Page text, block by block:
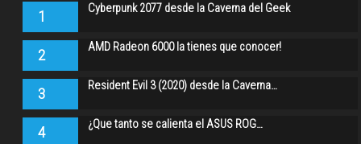
1 Cyberpunk 2077 desde la Caverna del Geek
2 AMD Radeon 6000 la tienes que conocer!
3 Resident Evil 3 (2020) desde la Caverna…
4 ¿Que tanto se calienta el ASUS ROG…